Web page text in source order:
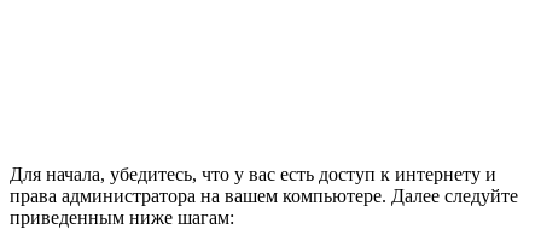
Для начала, убедитесь, что у вас есть доступ к интернету и
права администратора на вашем компьютере. Далее следуйте
приведенным ниже шагам: